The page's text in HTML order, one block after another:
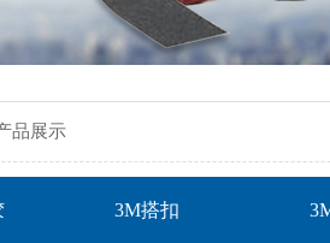
品展示
3M搭扣